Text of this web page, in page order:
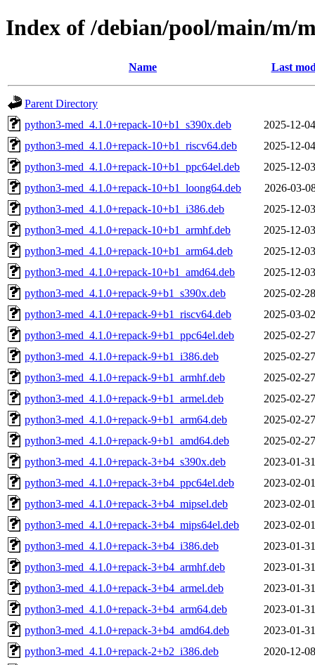
Index of /debian/pool/main/m/
Name Last
Parent Directory
python3-med_4.1.0+repack-10+b1_s390x.deb
2025-12-
python3-med_4.1.0+repack-10+b1_riscv64.deb
2025-12-
python3-med_4.1.0+repack-10+b1_ppc64el.deb
2025-12-
python3-med_4.1.0+repack-10+b1_loong64.deb
2026-03-
python3-med_4.1.0+repack-10+b1_i386.deb
2025-12-
python3-med_4.1.0+repack-10+b1_armhf.deb
2025-12-
python3-med_4.1.0+repack-10+b1_arm64.deb
2025-12-
python3-med_4.1.0+repack-10+b1_amd64.deb
2025-12-
python3-med_4.1.0+repack-9+b1_s390x.deb
2025-02-
python3-med_4.1.0+repack-9+b1_riscv64.deb
2025-03-
python3-med_4.1.0+repack-9+b1_ppc64el.deb
2025-02-
python3-med_4.1.0+repack-9+b1_i386.deb
2025-02-
python3-med_4.1.0+repack-9+b1_armhf.deb
2025-02-
python3-med_4.1.0+repack-9+b1_armel.deb
2025-02-
python3-med_4.1.0+repack-9+b1_arm64.deb
2025-02-
python3-med_4.1.0+repack-9+b1_amd64.deb
2025-02-
python3-med_4.1.0+repack-3+b4_s390x.deb
2023-01-
python3-med_4.1.0+repack-3+b4_ppc64el.deb
2023-02-
python3-med_4.1.0+repack-3+b4_mipsel.deb
2023-02-
python3-med_4.1.0+repack-3+b4_mips64el.deb
2023-02-
python3-med_4.1.0+repack-3+b4_i386.deb
2023-01-
python3-med_4.1.0+repack-3+b4_armhf.deb
2023-01-
python3-med_4.1.0+repack-3+b4_armel.deb
2023-01-
python3-med_4.1.0+repack-3+b4_arm64.deb
2023-01-
python3-med_4.1.0+repack-3+b4_amd64.deb
2023-01-
python3-med_4.1.0+repack-2+b2_i386.deb
2020-12-